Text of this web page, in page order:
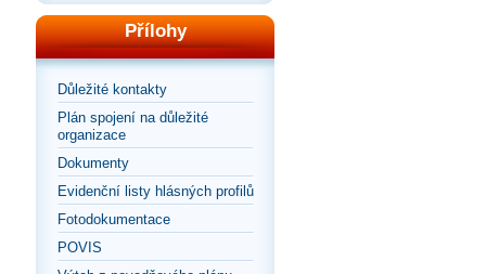
Přílohy
Důležité kontakty
Plán spojení na důležité
organizace
Dokumenty
Evidenční listy hlásných profilů
Fotodokumentace
POVIS